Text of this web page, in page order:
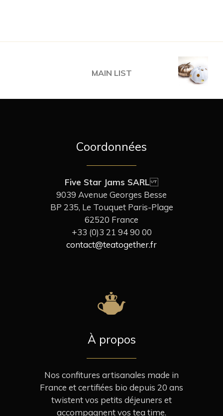
MAIN LIST
Coordonnées
Five Star Jams SARL
9039 Avenue Georges Besse
BP 235, Le Touquet Paris-Plage
62520 France
+33 (0)3 21 94 90 00
contact@teatogether.fr
À propos
Nos confitures artisanales made in
France et certifiées bio depuis 20 ans
twistent vos petits déjeuners et
accompagnent vos tea time.